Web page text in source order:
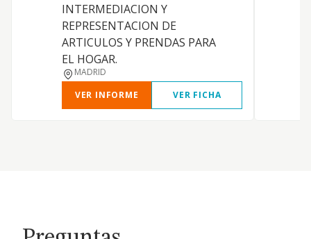
INTERMEDIACION Y
REPRESENTACION DE
ARTICULOS Y PRENDAS PARA
EL HOGAR.
MADRID
VER INFORME
VER FICHA